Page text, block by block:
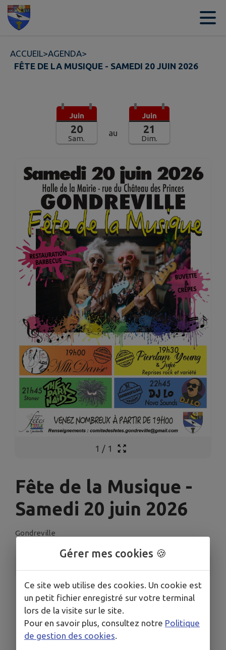
Contenu
ACCUEIL>AGENDA>
FÊTE DE LA MUSIQUE - SAMEDI 20 JUIN 2026
Juin
20
Sam.
au
Juin
21
Dim.
1 / 1
Fête de la Musique -
Samedi 20 juin 2026
Gondreville
LIEU
Gondreville
DATES
Du sam. 20 juin au dim. 21 juin
HORAIRES
Gérer mes cookies 🍪
Ce site web utilise des cookies. Un cookie est
un petit fichier enregistré sur votre terminal
lors de la visite sur le site.
Pour en savoir plus, consultez notre Politique
de gestion des cookies.